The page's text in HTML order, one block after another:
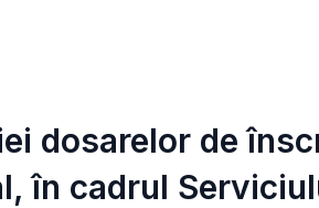
dosarelor de
în cadrul